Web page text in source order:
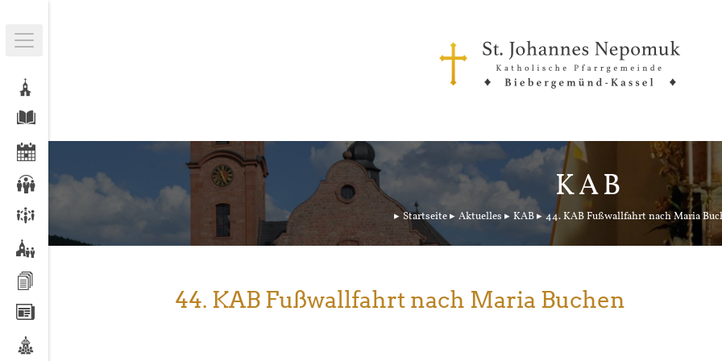
KAB
Startseite Aktuelles KAB 44. KAB Fußwallfahrt nach Maria
44. KAB Fußwallfahrt nach Maria Buchen